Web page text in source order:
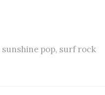
sunshine pop, surf rock